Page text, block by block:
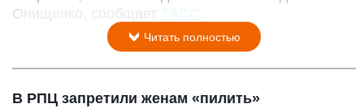
Онищенко, сообщает ТАСС
Читать полностью
В РПЦ запретили женам «пилить»